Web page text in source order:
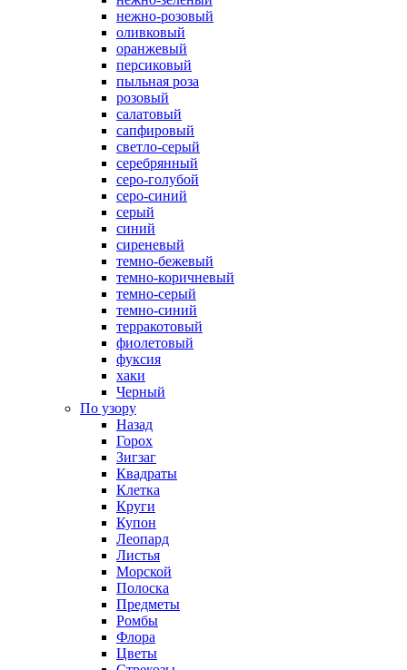
нежно-розовый
оливковый
оранжевый
персиковый
пыльная роза
розовый
салатовый
сапфировый
светло-серый
серебрянный
серо-голубой
серо-синий
серый
синий
сиреневый
темно-бежевый
темно-коричневый
темно-серый
темно-синий
терракотовый
фиолетовый
фуксия
хаки
Черный
По узору
Назад
Горох
Зигзаг
Квадраты
Клетка
Круги
Купон
Леопард
Листья
Морской
Полоска
Предметы
Ромбы
Флора
Цветы